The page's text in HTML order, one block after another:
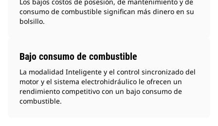
Los bajos costos de posesión, de mantenimiento y de
consumo de combustible significan más dinero en su
bolsillo.
Bajo consumo de combustible
La modalidad Inteligente y el control sincronizado del
motor y el sistema electrohidráulico le ofrecen un
rendimiento competitivo con un bajo consumo de
combustible.